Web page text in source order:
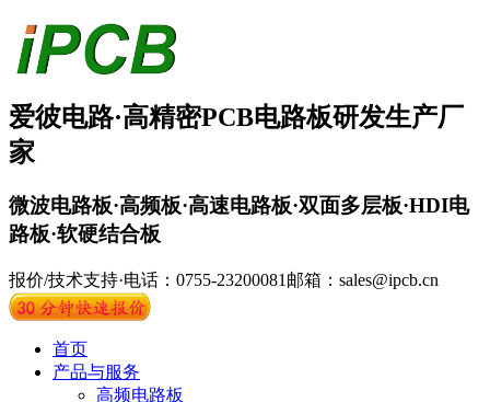
爱彼电路·高精密PCB电路板研发生产厂
家
微波电路板·高频板·高速电路板·双面多层板·HDI电
路板·软硬结合板
报价/技术支持·电话：0755-23200081 邮箱：sales@ipcb.cn
首页
产品与服务
高频电路板